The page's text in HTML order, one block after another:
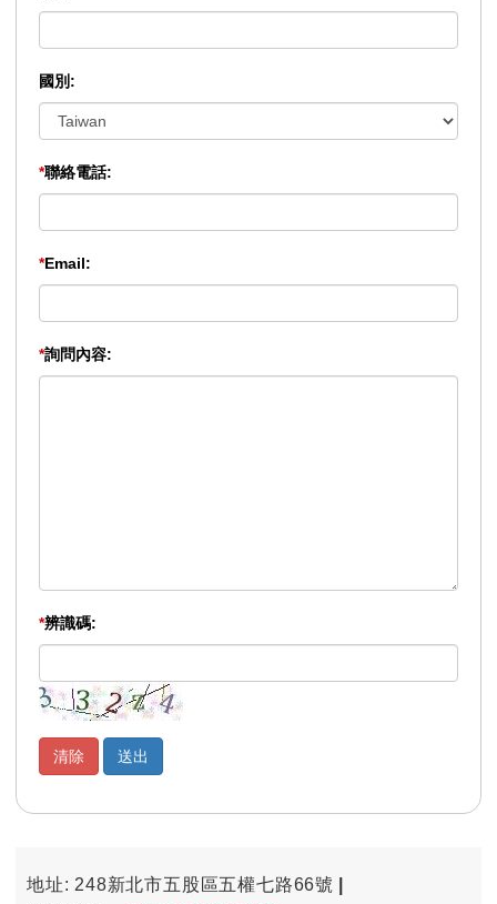
國別:
*聯絡電話:
*Email:
*詢問內容:
*辨識碼:
地址: 248新北市五股區五權七路66號